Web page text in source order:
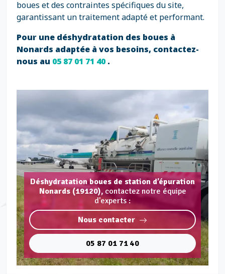
boues et des contraintes spécifiques du site,
garantissant un traitement adapté et performant.
Pour une déshydratation des boues à
Nonards adaptée à vos besoins, contactez-
nous au 05 87 01 71 40.
Déshydratation boues de station d’épuration
Nonards (19120), contactez notre équipe
d'experts :
Nous contacter
05 87 01 71 40